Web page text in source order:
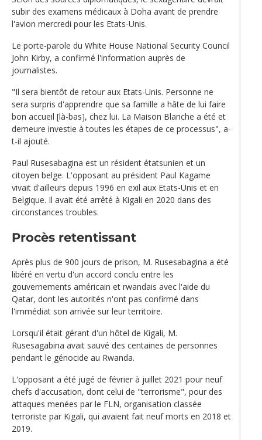
subir des examens médicaux à Doha avant de prendre
l'avion mercredi pour les Etats-Unis.
Le porte-parole du White House National Security Council
John Kirby, a confirmé l'information auprès de
journalistes.
"Il sera bientôt de retour aux Etats-Unis. Personne ne
sera surpris d'apprendre que sa famille a hâte de lui faire
bon accueil [là-bas], chez lui. La Maison Blanche a été et
demeure investie à toutes les étapes de ce processus", a-
t-il ajouté.
Paul Rusesabagina est un résident étatsunien et un
citoyen belge. L'opposant au président Paul Kagame
vivait d'ailleurs depuis 1996 en exil aux Etats-Unis et en
Belgique. Il avait été arrêté à Kigali en 2020 dans des
circonstances troubles.
Procès retentissant
Après plus de 900 jours de prison, M. Rusesabagina a été
libéré en vertu d'un accord conclu entre les
gouvernements américain et rwandais avec l'aide du
Qatar, dont les autorités n'ont pas confirmé dans
l'immédiat son arrivée sur leur territoire.
Lorsqu'il était gérant d'un hôtel de Kigali, M.
Rusesagabina avait sauvé des centaines de personnes
pendant le génocide au Rwanda.
L'opposant a été jugé de février à juillet 2021 pour neuf
chefs d'accusation, dont celui de "terrorisme", pour des
attaques menées par le FLN, organisation classée
terroriste par Kigali, qui avaient fait neuf morts en 2018 et
2019.